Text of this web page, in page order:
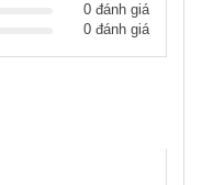
0 đánh giá
0 đánh giá